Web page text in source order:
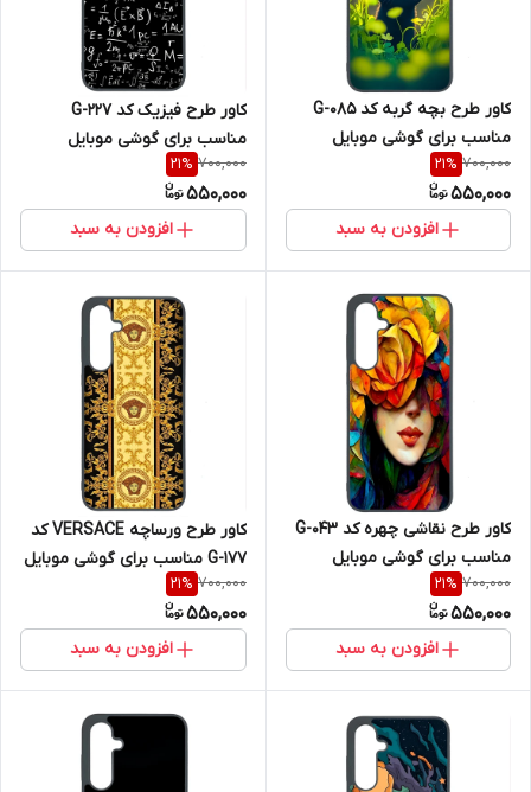
کاور طرح بچه گربه کد G-085
مناسب برای گوشی موبایل
سامسونگ Galaxy A36
700,000
21%
550,000
افزودن به سبد
کاور طرح فیزیک کد G-227
مناسب برای گوشی موبایل
سامسونگ Galaxy A36
700,000
21%
550,000
افزودن به سبد
کاور طرح نقاشی چهره کد G-043
مناسب برای گوشی موبایل
سامسونگ Galaxy A36
700,000
21%
550,000
افزودن به سبد
کاور طرح ورساچه VERSACE کد
G-177 مناسب برای گوشی موبایل
سامسونگ Galaxy A36
700,000
21%
550,000
افزودن به سبد